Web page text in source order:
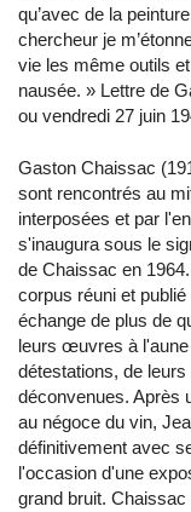
qu’avec de la
chercheur je
vie les même outils
nausée. » Lettre de
ou vendredi 27 juin
Gaston Chaissac
sont rencontrés au
interposées et par
s'inaugura sous le
de Chaissac en
corpus réuni et
échange de plus de
leurs œuvres à
détestations, de
déconvenues. Après
au négoce du vin,
définitivement avec
l'occasion d'une
grand bruit.